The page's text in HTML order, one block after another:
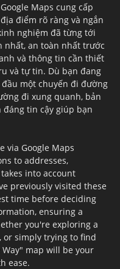
Maps cung cấp
điểm rõ ràng và ngắn
nghiệm đã từng tới
nhất, an toàn nhất trước
và thông tin cần thiết
và tự tin. Dù bạn đang
một chuyến đi đường
đi xung quanh, bản
tin cậy giúp bạn
via Google Maps
to addresses,
into account
previously visited these
time before deciding
ensuring a
you're exploring a
or simply trying to find
map will be your
ease.